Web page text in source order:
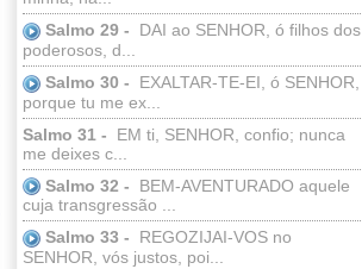
Salmo 29 -
DAI ao SENHOR, ó filhos dos
poderosos, d...
Salmo 30 -
EXALTAR-TE-EI, ó SENHOR,
porque tu me ex...
Salmo 31 -
EM ti, SENHOR, confio; nunca
me deixes c...
Salmo 32 -
BEM-AVENTURADO aquele
cuja transgressão ...
Salmo 33 -
REGOZIJAI-VOS no
SENHOR, vós justos, poi...